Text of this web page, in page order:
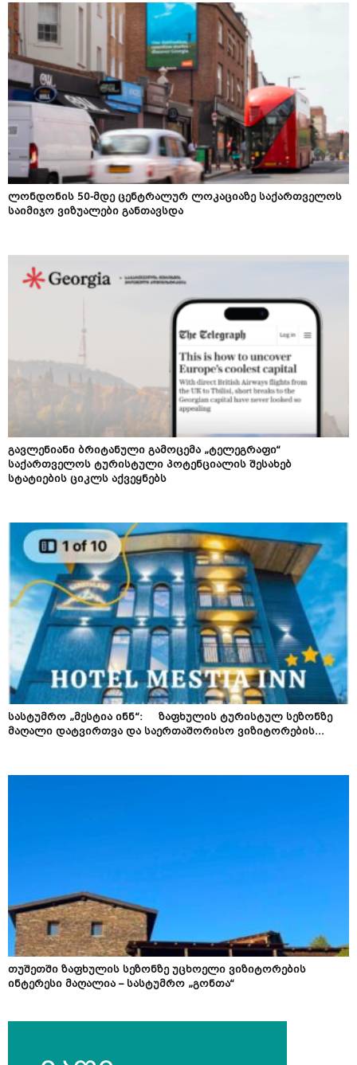
ლონდონის 50-მდე ცენტრალურ ლოკაციაზე საქართველოს
საიმიჯო ვიზუალები განთავსდა
გავლენიანი ბრიტანული გამოცემა „ტელეგრაფი“
საქართველოს ტურისტული პოტენციალის შესახებ
სტატიების ციკლს აქვეყნებს
სასტუმრო „მესტია ინნ“: ზაფხულის ტურისტულ სეზონზე
მაღალი დატვირთვა და საერთაშორისო ვიზიტორების...
თუშეთში ზაფხულის სეზონზე უცხოელი ვიზიტორების
ინტერესი მაღალია – სასტუმრო „გონთა“